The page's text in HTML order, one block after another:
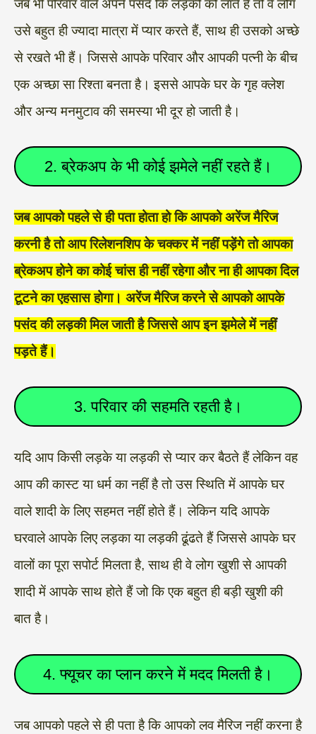
जब भी परिवार वाले अपने पसंद कि लड़की को लाते हैं तो वे लोग
उसे बहुत ही ज्यादा मात्रा में प्यार करते हैं, साथ ही उसको अच्छे
से रखते भी हैं। जिससे आपके परिवार और आपकी पत्नी के बीच
एक अच्छा सा रिश्ता बनता है। इससे आपके घर के गृह क्लेश
और अन्य मनमुटाव की समस्या भी दूर हो जाती है।
2. ब्रेकअप के भी कोई झमेले नहीं रहते हैं।
जब आपको पहले से ही पता होता हो कि आपको अरेंज मैरिज
करनी है तो आप रिलेशनशिप के चक्कर में नहीं पड़ेंगे तो आपका
ब्रेकअप होने का कोई चांस ही नहीं रहेगा और ना ही आपका दिल
टूटने का एहसास होगा। अरेंज मैरिज करने से आपको आपके
पसंद की लड़की मिल जाती है जिससे आप इन झमेले में नहीं
पड़ते हैं।
3. परिवार की सहमति रहती है।
यदि आप किसी लड़के या लड़की से प्यार कर बैठते हैं लेकिन वह
आप की कास्ट या धर्म का नहीं है तो उस स्थिति में आपके घर
वाले शादी के लिए सहमत नहीं होते हैं। लेकिन यदि आपके
घरवाले आपके लिए लड़का या लड़की ढूंढते हैं जिससे आपके घर
वालों का पूरा सपोर्ट मिलता है, साथ ही वे लोग खुशी से आपकी
शादी में आपके साथ होते हैं जो कि एक बहुत ही बड़ी खुशी की
बात है।
4. फ्यूचर का प्लान करने में मदद मिलती है।
जब आपको पहले से ही पता है कि आपको लव मैरिज नहीं करना है